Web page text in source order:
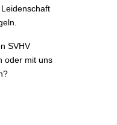
SVHV
oder mit uns